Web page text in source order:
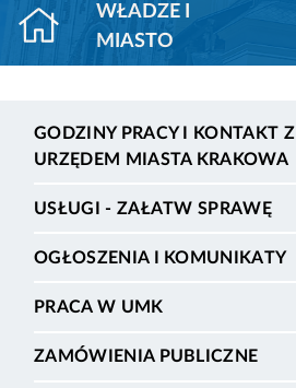
WŁADZE I
MIASTO
GODZINY PRACY I KONTAKT Z
URZĘDEM MIASTA KRAKOWA
USŁUGI - ZAŁATW SPRAWĘ
OGŁOSZENIA I KOMUNIKATY
PRACA W UMK
ZAMÓWIENIA PUBLICZNE